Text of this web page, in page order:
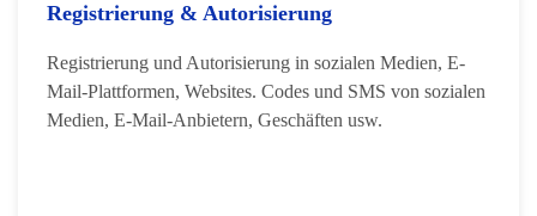
Registrierung & Autorisierung
Registrierung und Autorisierung in sozialen Medien, E-
Mail-Plattformen, Websites. Codes und SMS von sozialen
Medien, E-Mail-Anbietern, Geschäften usw.